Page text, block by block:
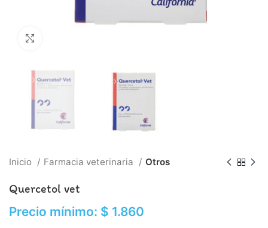
Inicio Farmacia veterinaria Otros
Quercetol vet
Precio mínimo: $ 1.860